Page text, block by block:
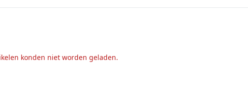
konden niet worden geladen.